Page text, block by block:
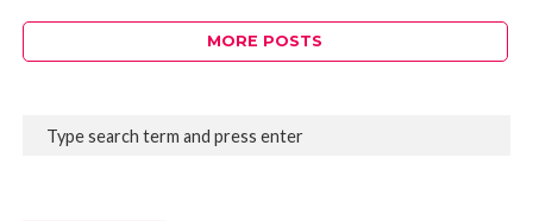
MORE POSTS